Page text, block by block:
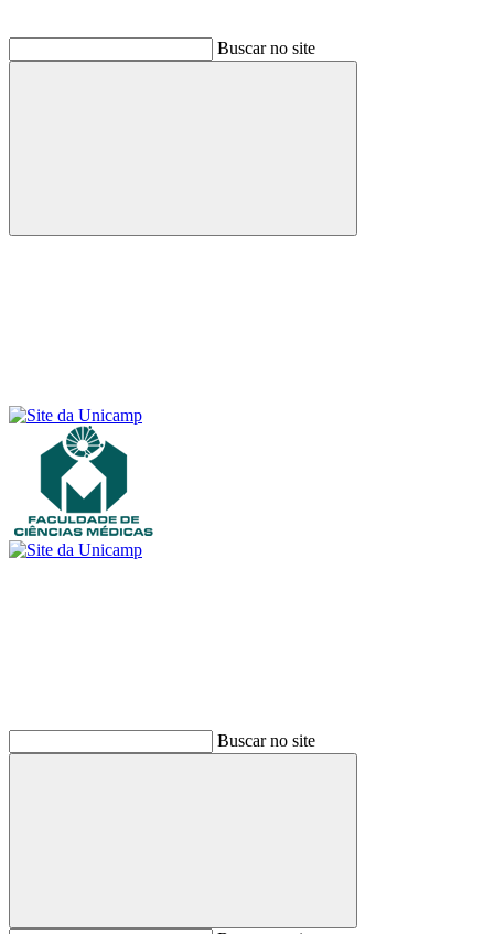
Buscar no site
Buscar
Buscar no site